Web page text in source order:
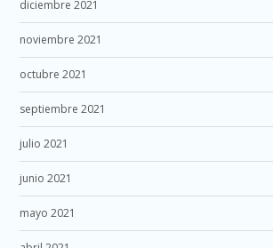
diciembre 2021
noviembre 2021
octubre 2021
septiembre 2021
julio 2021
junio 2021
mayo 2021